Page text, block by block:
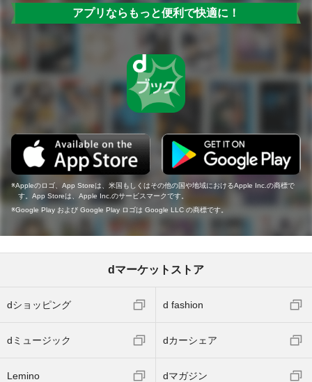
アプリならもっと便利で快適に！
Appleのロゴ、App Storeは、米国もしくはその他の国や地域におけるApple Inc.の商標で
す。App Storeは、Apple Inc.のサービスマークです。
Google Play および Google Play ロゴは Google LLC の商標です。
dマーケットストア
dショッピング d fashion
dミュージック dカーシェア
Lemino dマガジン